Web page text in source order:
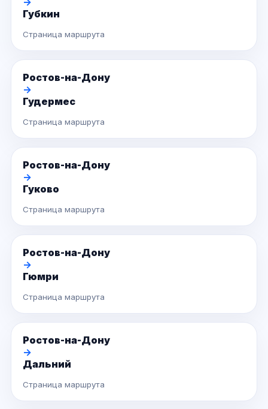
Губкин
Страница маршрута
Ростов-на-Дону
→
Гудермес
Страница маршрута
Ростов-на-Дону
→
Гуково
Страница маршрута
Ростов-на-Дону
→
Гюмри
Страница маршрута
Ростов-на-Дону
→
Дальний
Страница маршрута